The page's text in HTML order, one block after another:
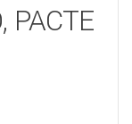
PACTE